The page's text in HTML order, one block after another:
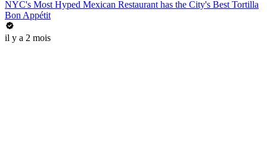
NYC's Most Hyped Mexican Restaurant has the City's Best Tortilla
Bon Appétit
il y a 2 mois